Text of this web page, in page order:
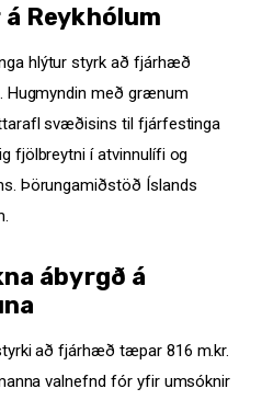
Reykhólum
hlýtur styrk að fjárhæð
Hugmyndin með grænum
svæðisins til fjárfestinga
fjölbreytni í atvinnulífi og
Þörungamiðstöð Íslands
ábyrgð á
að fjárhæð tæpar 816 m.kr.
valnefnd fór yfir umsóknir